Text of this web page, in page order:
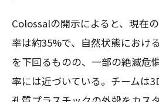
Colossalの開示によると、現在
率は約35%で、自然状態におけ
を下回るものの、一部の絶滅危
率には近づいている。チームは